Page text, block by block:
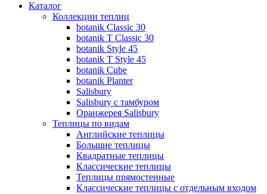
Каталог
Коллекции теплиц
botanik Classic 30
botanik T Classic 30
botanik Style 45
botanik Т Style 45
botanik Cube
botanik Planter
Salisbury
Salisbury с тамбуром
Оранжерея Salisbury
Теплицы по видам
Английские теплицы
Большие теплицы
Квадратные теплицы
Классические теплицы
Теплицы прямостенные
Классические теплицы с отдельным входом